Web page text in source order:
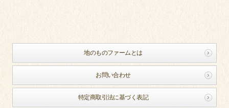
地のものファームとは
お問い合わせ
特定商取引法に基づく表記